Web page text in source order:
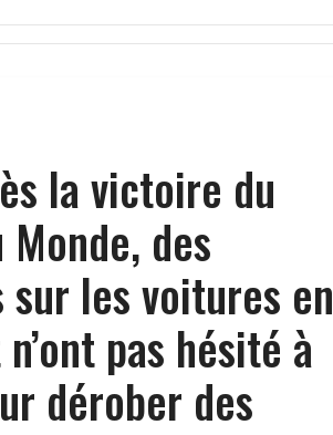
la victoire du
des
les voitures en
pas hésité à
dérober des